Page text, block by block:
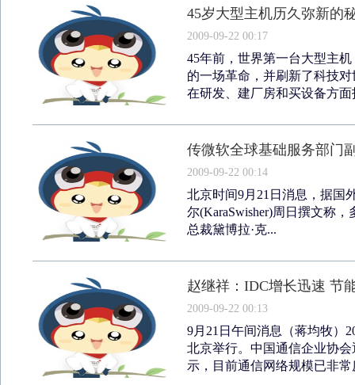
45岁大型主机历久弥新的
2009-09-22 00:17
45年前，世界第一台大型主
的一场革命，并刷新了科技
在研发、建厂房和买设备方
传微软全球基础服务部门
2009-09-22 00:14
北京时间9月21日消息，据国
尔(KaraSwisher)周日撰文称
总裁黛博拉·克...
赵继祥：IDC增长迅速 节
2009-09-22 00:13
9月21日午间消息（蒋均牧）
北京举行。中国通信企业协
示，目前通信网络规模已非